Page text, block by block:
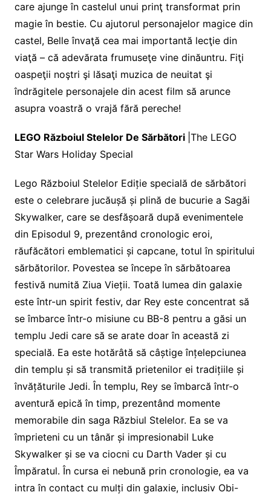
care ajunge în castelul unui prinţ transformat prin
magie în bestie. Cu ajutorul personajelor magice din
castel, Belle învaţă cea mai importantă lecţie din
viaţă – că adevărata frumuseţe vine dinăuntru. Fiţi
oaspeţii noştri şi lăsaţi muzica de neuitat şi
îndrăgitele personajele din acest film să arunce
asupra voastră o vrajă fără pereche!
LEGO Războiul Stelelor De Sărbători |The LEGO
Star Wars Holiday Special
Lego Războiul Stelelor Ediție specială de sărbători
este o celebrare jucăușă și plină de bucurie a Sagăi
Skywalker, care se desfășoară după evenimentele
din Episodul 9, prezentând cronologic eroi,
răufăcători emblematici și capcane, totul în spiritului
sărbătorilor. Povestea se începe în sărbătoarea
festivă numită Ziua Vieții. Toată lumea din galaxie
este într-un spirit festiv, dar Rey este concentrat să
se îmbarce într-o misiune cu BB-8 pentru a găsi un
templu Jedi care să se arate doar în această zi
specială. Ea este hotărâtă să câștige înțelepciunea
din templu și să transmită prietenilor ei tradițiile și
învățăturile Jedi. În templu, Rey se îmbarcă într-o
aventură epică în timp, prezentând momente
memorabile din saga Răzbiul Stelelor. Ea se va
împrieteni cu un tânăr și impresionabil Luke
Skywalker și se va ciocni cu Darth Vader și cu
Împăratul. În cursa ei nebună prin cronologie, ea va
intra în contact cu mulți din galaxie, inclusiv Obi-